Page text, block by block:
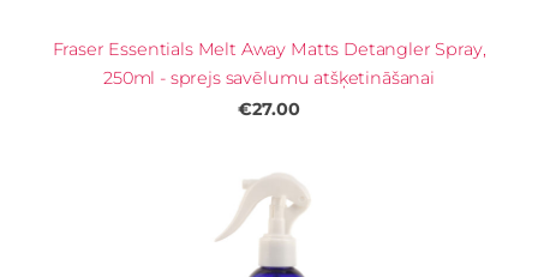
Fraser Essentials Melt Away Matts Detangler Spray,
250ml - sprejs savēlumu atšķetināšanai
€27.00